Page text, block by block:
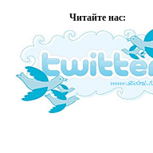
Читайте нас: